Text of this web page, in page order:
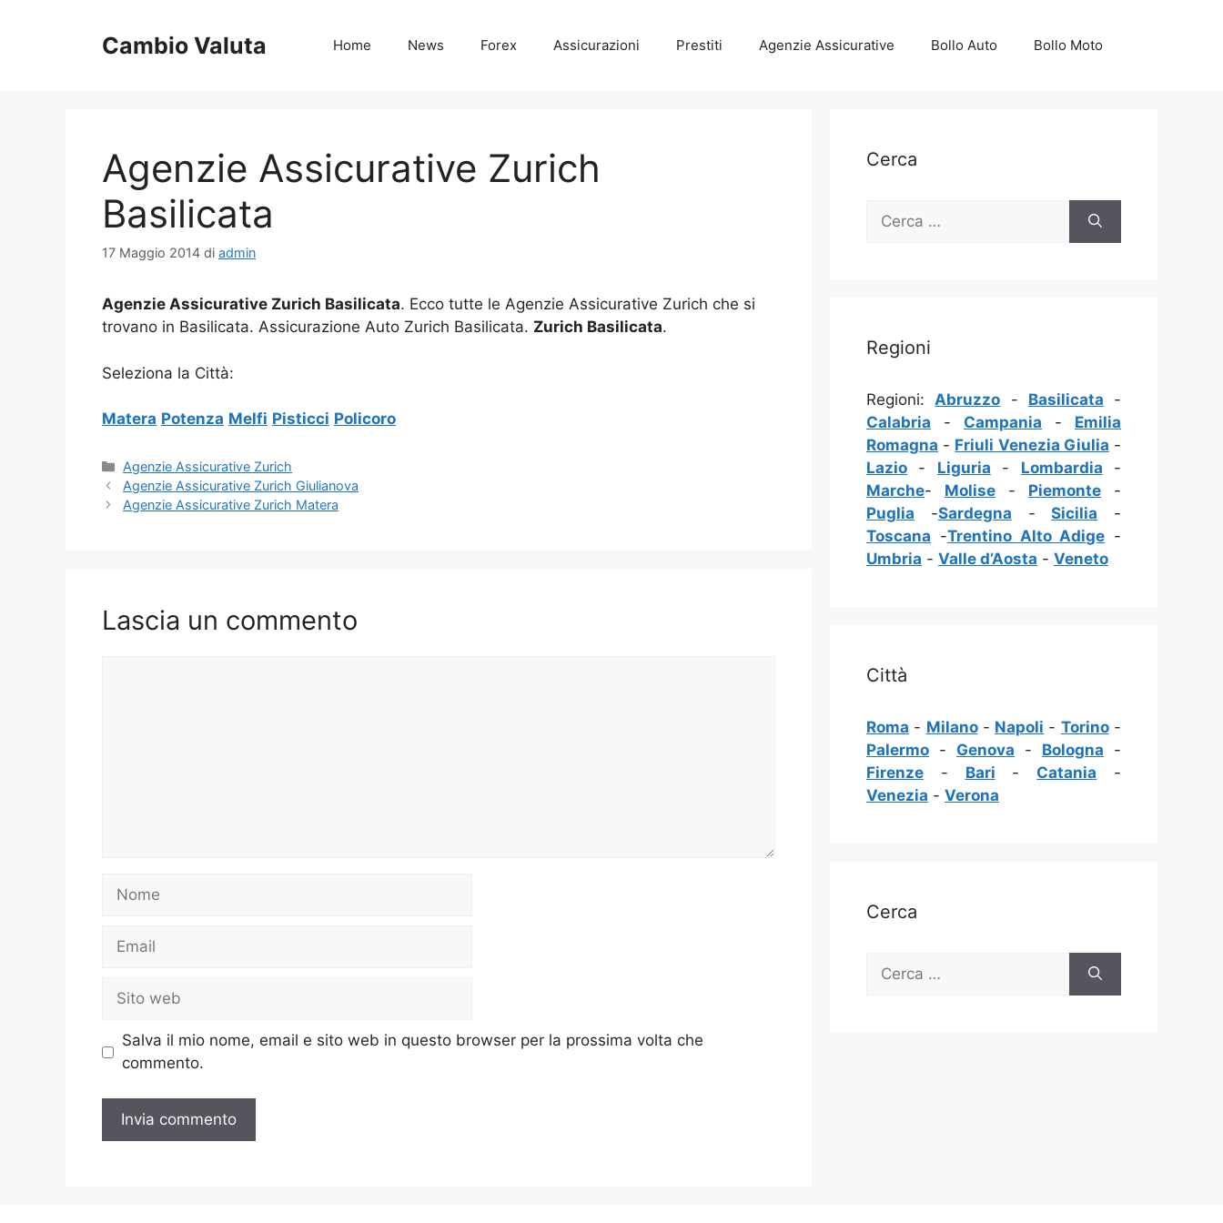
Cambio Valuta Home News Forex Assicurazioni Prestiti Agenzie Assicurative Bollo Auto Bollo Moto
Agenzie Assicurative Zurich
Basilicata
17 Maggio 2014 di admin
Agenzie Assicurative Zurich Basilicata. Ecco tutte le Agenzie Assicurative Zurich che si
trovano in Basilicata. Assicurazione Auto Zurich Basilicata. Zurich Basilicata.
Seleziona la Città:
Matera Potenza Melfi Pisticci Policoro
Categorie
Agenzie Assicurative Zurich
Agenzie Assicurative Zurich Giulianova
Agenzie Assicurative Zurich Matera
Lascia un commento
Nome
Email
Sito
web
Salva il mio nome, email e sito web in questo browser per la prossima volta che
commento.
Cerca
Ricerca
Regioni
Regioni:Abruzzo - Basilicata -
Calabria - Campania - Emilia
Romagna - Friuli Venezia Giulia -
Lazio - Liguria - Lombardia -
Marche- Molise - Piemonte -
Puglia -Sardegna -Sicilia -
Toscana -Trentino Alto Adige -
Umbria - Valle d’Aosta - Veneto
Città
Roma - Milano- Napoli - Torino-
Palermo - Genova - Bologna -
Firenze - Bari - Catania -
Venezia - Verona
Cerca
Ricerca